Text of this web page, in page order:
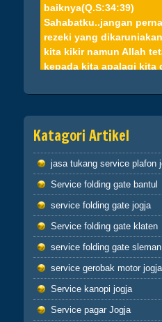
baiknya(Q.S:34:39)
Sahabatku..jangan
rezeki yang
kita kikir namun Allah
kepada kita apalagi kita
maka baginya
sempit(Q.S.20:124)
yang menyempitkan
memohon ampun atas
Allah
Hikmah 3
jika engkau berbuat
untuk dirimu sendiri
buruk maka perbuatan
dirimu sendiri(Q.S.17:7)
atau meleset jangan
atau orang lain karena
Katagori Artikel
jasa tukang service plafon
Service folding gate bantul
service folding gate jogja
Service folding gate klaten
service folding gate sleman
service gerobak motor jogja
Service kanopi jogja
Service pagar Jogja